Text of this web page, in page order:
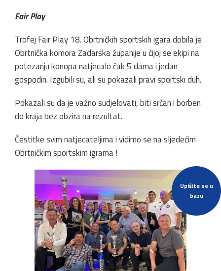
Upišite se u
bazu
Fair Play
Trofej Fair Play 18. Obrtničkih sportskih igara dobila je
Obrtnička komora Zadarska županije u čijoj se ekipi na
potezanju konopa natjecalo čak 5 dama i jedan
gospodin. Izgubili su, ali su pokazali pravi sportski duh.
Pokazali su da je važno sudjelovati, biti srčan i borben
do kraja bez obzira na rezultat.
Čestitke svim natjecateljima i vidimo se na sljedećim
Obrtničkim sportskim igrama !